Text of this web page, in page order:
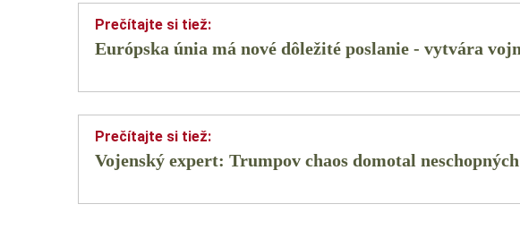
Európska únia má nové dôležité poslanie - vytvára
Vojenský expert: Trumpov chaos domotal